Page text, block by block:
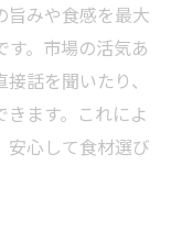
旨みや食感を最大
。市場の活気あ
話を聞いたり、
ます。これによ
安心して食材選び